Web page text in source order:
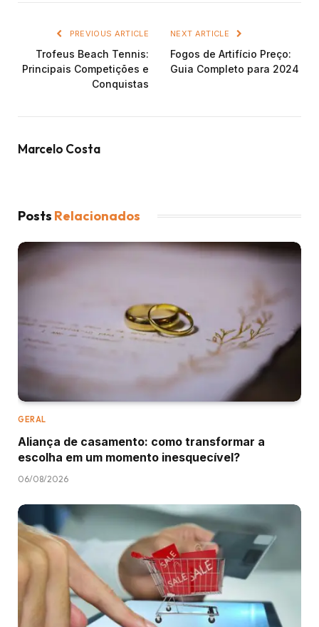
PREVIOUS ARTICLE
Trofeus Beach Tennis:
Principais Competições e
Conquistas
NEXT ARTICLE
Fogos de Artifício Preço:
Guia Completo para 2024
Marcelo Costa
Posts Relacionados
GERAL
Aliança de casamento: como transformar a
escolha em um momento inesquecível?
06/08/2026